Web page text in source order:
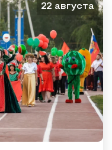
22 августа